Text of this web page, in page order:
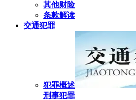
其他财险
条款解读
交通犯罪
犯罪概述
刑事犯罪